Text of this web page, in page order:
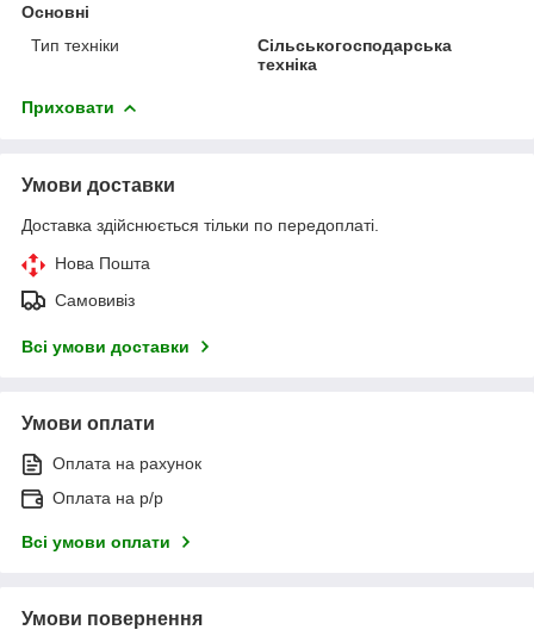
Основні
Тип техніки
Сільськогосподарська
техніка
Приховати
Умови доставки
Доставка здійснюється тільки по передоплаті.
Нова Пошта
Самовивіз
Всі умови доставки
Умови оплати
Оплата на рахунок
Оплата на р/р
Всі умови оплати
Умови повернення